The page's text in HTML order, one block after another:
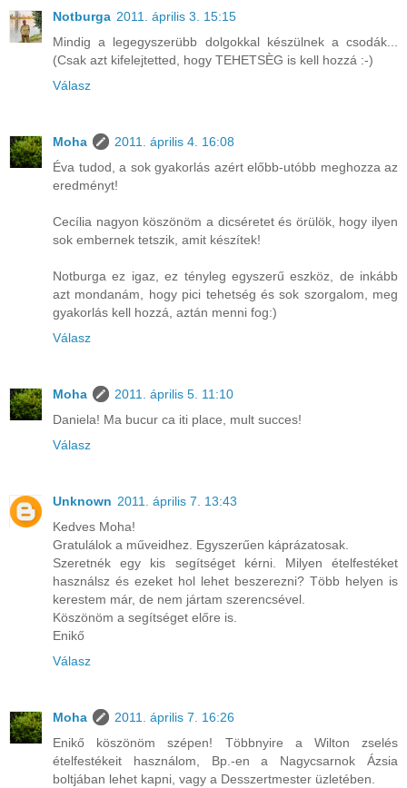
Notburga 2011. április 3. 15:15
Mindig a legegyszerübb dolgokkal készülnek a csodák...
(Csak azt kifelejtetted, hogy TEHETSÈG is kell hozzá :-)
Válasz
Moha
2011. április 4. 16:08
Éva tudod, a sok gyakorlás azért előbb-utóbb meghozza az
eredményt!
Cecília nagyon köszönöm a dicséretet és örülök, hogy ilyen
sok embernek tetszik, amit készítek!
Notburga ez igaz, ez tényleg egyszerű eszköz, de inkább
azt mondanám, hogy pici tehetség és sok szorgalom, meg
gyakorlás kell hozzá, aztán menni fog:)
Válasz
Moha
2011. április 5. 11:10
Daniela! Ma bucur ca iti place, mult succes!
Válasz
Unknown 2011. április 7. 13:43
Kedves Moha!
Gratulálok a műveidhez. Egyszerűen káprázatosak.
Szeretnék egy kis segítséget kérni. Milyen ételfestéket
használsz és ezeket hol lehet beszerezni? Több helyen is
kerestem már, de nem jártam szerencsével.
Köszönöm a segítséget előre is.
Enikő
Válasz
Moha
2011. április 7. 16:26
Enikő köszönöm szépen! Többnyire a Wilton zselés
ételfestékeit használom, Bp.-en a Nagycsarnok Ázsia
boltjában lehet kapni, vagy a Desszertmester üzletében.